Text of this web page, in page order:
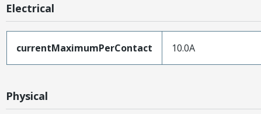
Electrical
currentMaximumPerContact 10.0A
Physical